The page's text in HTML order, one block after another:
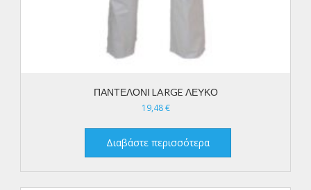
ΠΑΝΤΕΛΟΝΙ LARGE ΛΕΥΚΟ
19,48€
Διαβάστε περισσότερα